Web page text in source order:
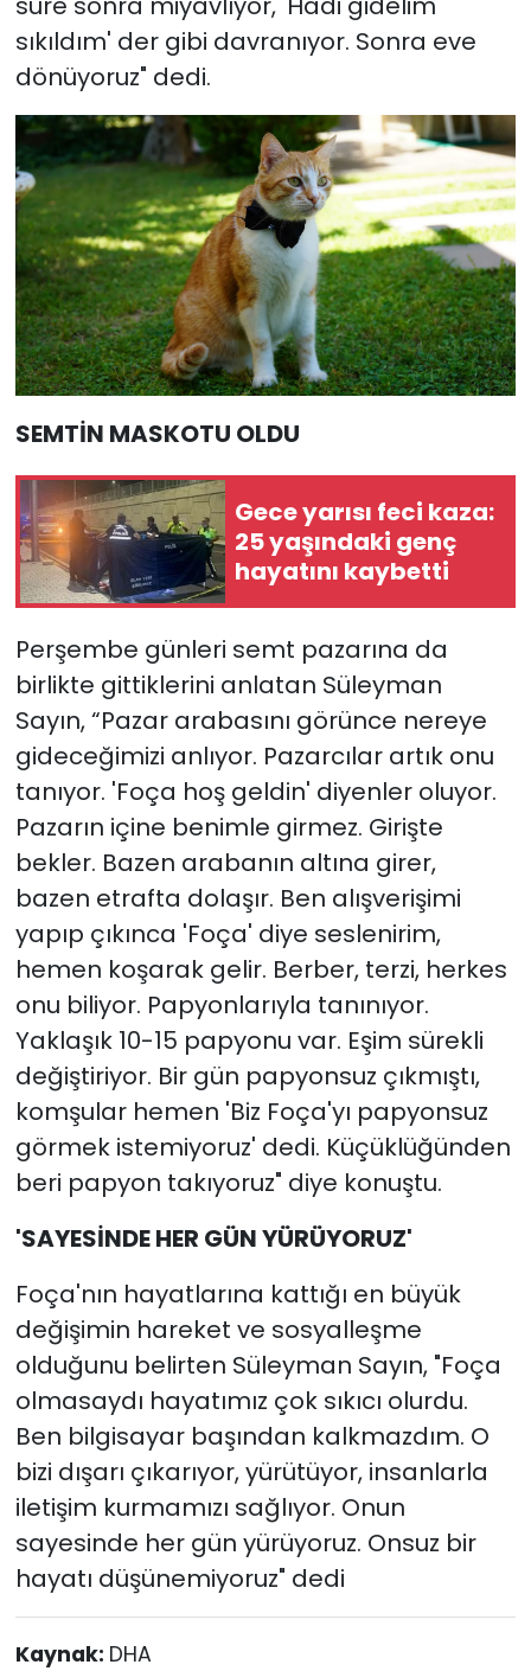
sıkıldım' der gibi davranıyor. Sonra eve
dönüyoruz" dedi.
SEMTİN MASKOTU OLDU
Gece yarısı feci kaza:
25 yaşındaki genç
hayatını kaybetti
Perşembe günleri semt pazarına da
birlikte gittiklerini anlatan Süleyman
Sayın, “Pazar arabasını görünce nereye
gideceğimizi anlıyor. Pazarcılar artık onu
tanıyor. 'Foça hoş geldin' diyenler oluyor.
Pazarın içine benimle girmez. Girişte
bekler. Bazen arabanın altına girer,
bazen etrafta dolaşır. Ben alışverişimi
yapıp çıkınca 'Foça' diye seslenirim,
hemen koşarak gelir. Berber, terzi, herkes
onu biliyor. Papyonlarıyla tanınıyor.
Yaklaşık 10-15 papyonu var. Eşim sürekli
değiştiriyor. Bir gün papyonsuz çıkmıştı,
komşular hemen 'Biz Foça'yı papyonsuz
görmek istemiyoruz' dedi. Küçüklüğünden
beri papyon takıyoruz" diye konuştu.
'SAYESİNDE HER GÜN YÜRÜYORUZ'
Foça'nın hayatlarına kattığı en büyük
değişimin hareket ve sosyalleşme
olduğunu belirten Süleyman Sayın, "Foça
olmasaydı hayatımız çok sıkıcı olurdu.
Ben bilgisayar başından kalkmazdım. O
bizi dışarı çıkarıyor, yürütüyor, insanlarla
iletişim kurmamızı sağlıyor. Onun
sayesinde her gün yürüyoruz. Onsuz bir
hayatı düşünemiyoruz" dedi
Kaynak: DHA